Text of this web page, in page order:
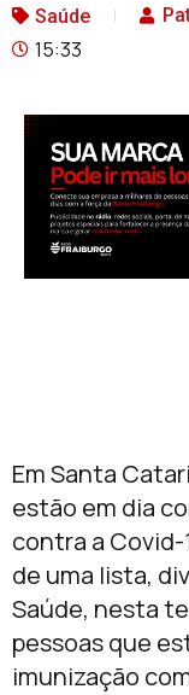
Saúde
15:33
Em Santa
estão em dia
contra a
de uma lista,
Saúde, nesta
pessoas que
imunização